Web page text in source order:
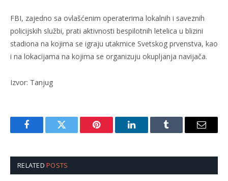
FBI, zajedno sa ovlašćenim operaterima lokalnih i saveznih
policijskih službi, prati aktivnosti bespilotnih letelica u blizini
stadiona na kojima se igraju utakmice Svetskog prvenstva, kao
i na lokacijama na kojima se organizuju okupljanja navijača.
Izvor: Tanjug
FacebookTwitter Pinterest LinkedInTumblr Email
RELATEDPOSTS